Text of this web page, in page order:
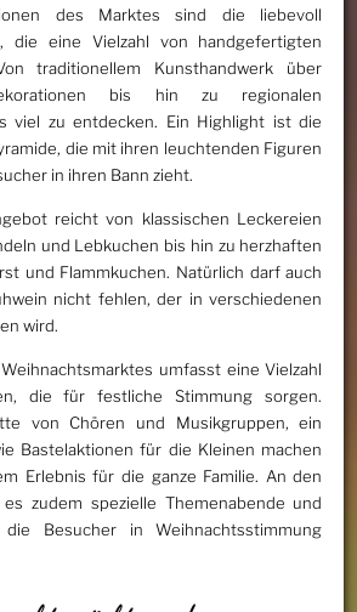
des Marktes sind die liebevoll
die eine Vielzahl von handgefertigten
traditionellem Kunsthandwerk über
bis hin zu regionalen
viel zu entdecken. Ein Highlight ist die
die mit ihren leuchtenden Figuren
in ihren Bann zieht.
reicht von klassischen Leckereien
und Lebkuchen bis hin zu herzhaften
und Flammkuchen. Natürlich darf auch
nicht fehlen, der in verschiedenen
wird.
umfasst eine Vielzahl
die für festliche Stimmung sorgen.
von Chören und Musikgruppen, ein
Bastelaktionen für die Kleinen machen
Erlebnis für die ganze Familie. An den
zudem spezielle Themenabende und
Besucher in Weihnachtsstimmung